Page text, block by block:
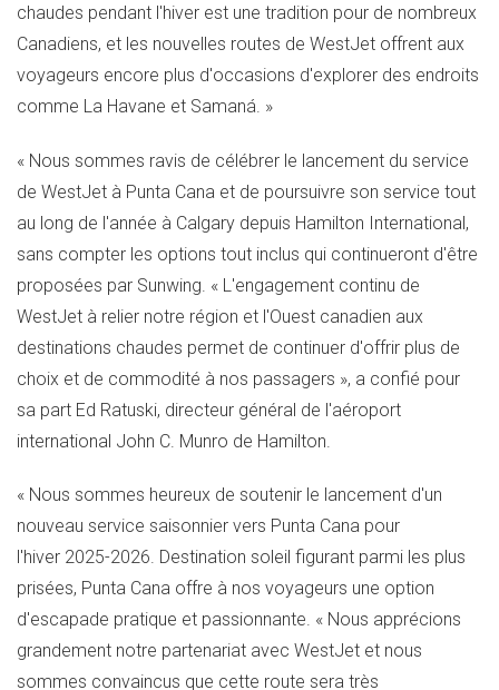
chaudes pendant l'hiver est une tradition pour de nombreux
Canadiens, et les nouvelles routes de WestJet offrent aux
voyageurs encore plus d'occasions d'explorer des endroits
comme La Havane et Samaná. »
« Nous sommes ravis de célébrer le lancement du service
de WestJet à Punta Cana et de poursuivre son service tout
au long de l'année à Calgary depuis Hamilton International,
sans compter les options tout inclus qui continueront d'être
proposées par Sunwing. « L'engagement continu de
WestJet à relier notre région et l'Ouest canadien aux
destinations chaudes permet de continuer d'offrir plus de
choix et de commodité à nos passagers », a confié pour
sa part Ed Ratuski, directeur général de l'aéroport
international John C. Munro de Hamilton
« Nous sommes heureux de soutenir le lancement d'un
nouveau service saisonnier vers Punta Cana pour
l'hiver 2025-2026. Destination soleil figurant parmi les plus
prisées, Punta Cana offre à nos voyageurs une option
d'escapade pratique et passionnante. « Nous apprécions
grandement notre partenariat avec WestJet et nous
sommes convaincus que cette route sera très